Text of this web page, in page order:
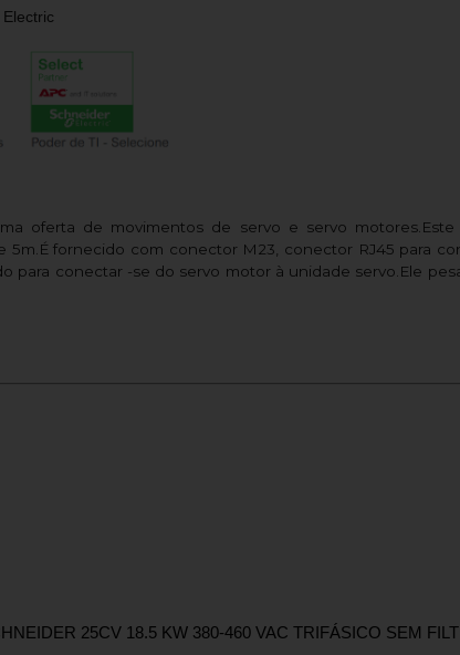
oferta de movimentos de servo e servo
fornecido com conector M23, conector RJ45 para
para conectar -se do servo motor à unidade servo.Ele
25CV 18.5 KW 380-460 VAC TRIFÁSICO SEM